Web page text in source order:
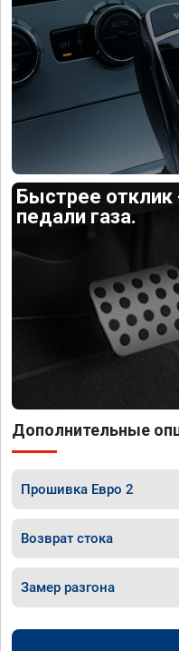
Быстрее отклик
педали газа.
Дополнительные
Прошивка Евро 2
Возврат стока
Замер разгона